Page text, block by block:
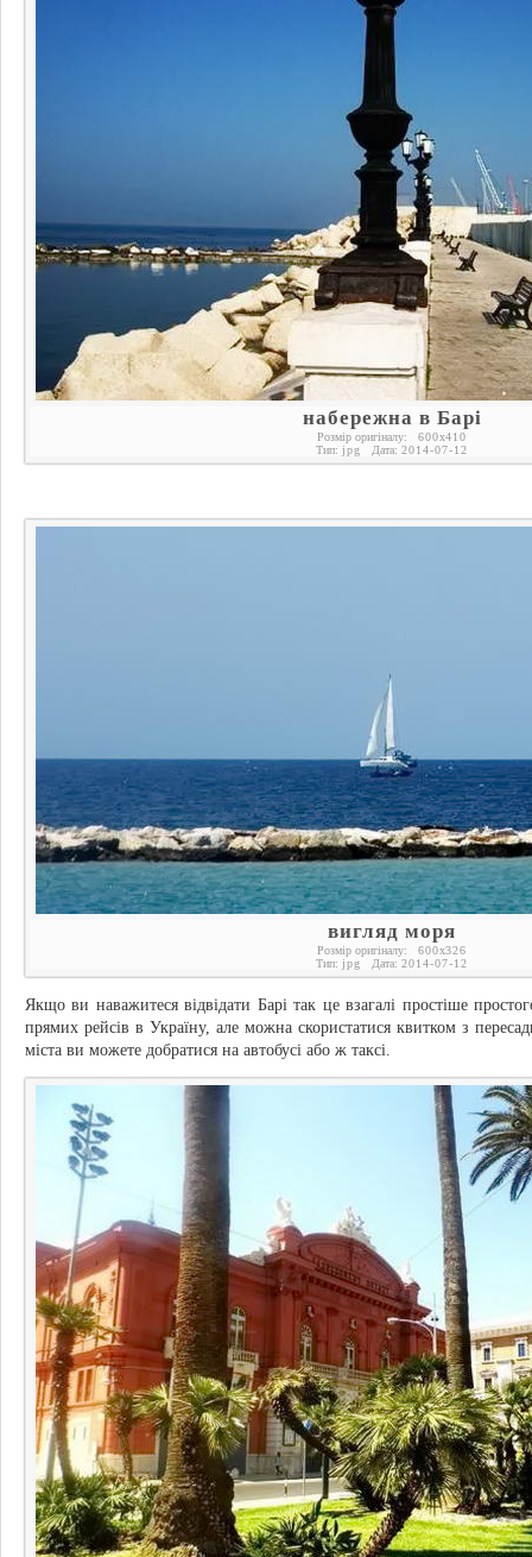
набережна в Барі
Розмір оригіналу: 600x410
Тип: jpg Дата: 2014-07-12
вигляд моря
Розмір оригіналу: 600x326
Тип: jpg Дата: 2014-07-12
Якщо ви наважитеся відвідати Барі так це взагалі простіше
прямих рейсів в Україну, але можна скористатися квитком з
міста ви можете добратися на автобусі або ж таксі.